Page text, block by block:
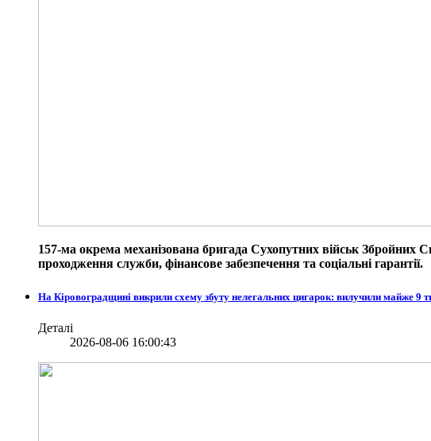
157-ма окрема механізована бригада Сухопутних військ
проходження служби, фінансове забезпечення та соціальні гарантії.
На Кіровоградщині викрили схему збуту нелегальних цигарок: вилучили майже 9
Деталі
2026-08-06 16:00:43